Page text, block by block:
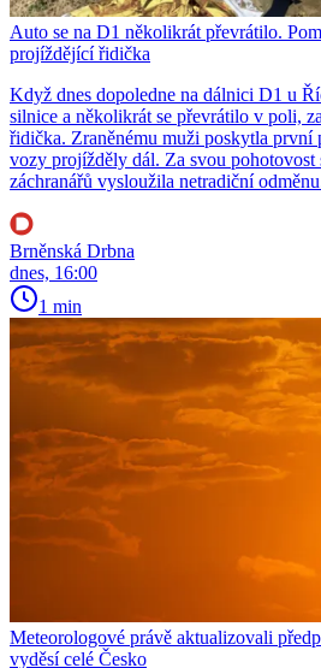
Auto se na D1 několikrát převrátilo.
projíždějící řidička
Když dnes dopoledne na dálnici D1 u
silnice a několikrát se převrátilo v poli,
řidička. Zraněnému muži poskytla první
vozy projížděly dál. Za svou
záchranářů vysloužila netradiční
Brněnská Drbna
dnes, 16:00
1 min
Meteorologové právě aktualizovali
vyděsí celé Česko